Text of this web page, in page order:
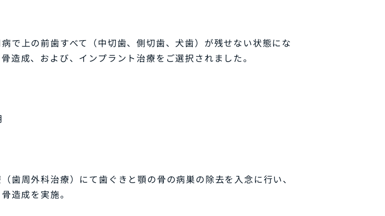
で上の前歯すべて（中切歯、側切歯、犬歯）が残せない状態にな
造成、および、インプラント治療をご選択されました。
歯周外科治療）にて歯ぐきと顎の骨の病巣の除去を入念に行い、
造成を実施。